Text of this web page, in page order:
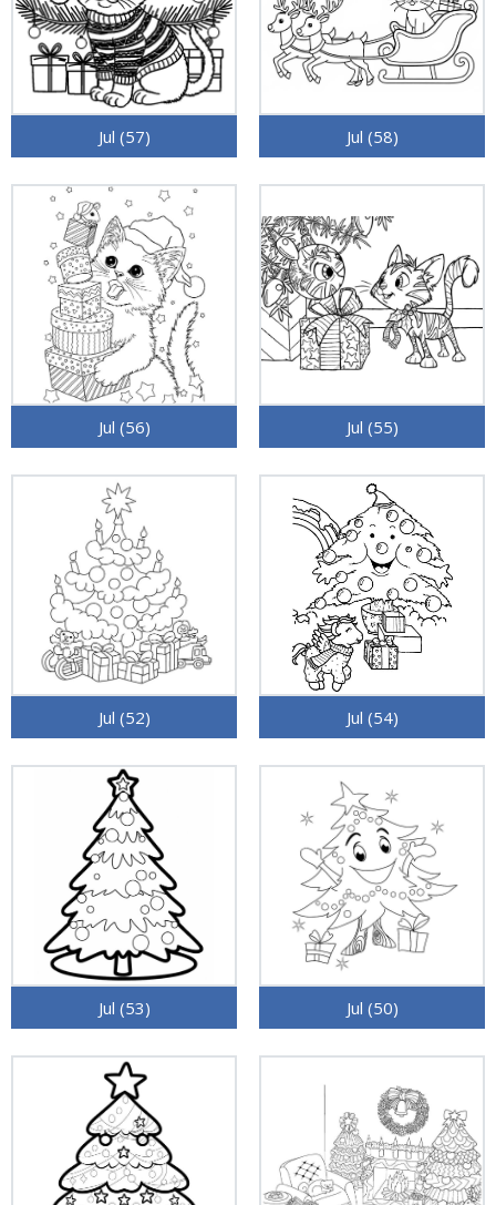
Jul (57) Jul (58)
Jul (56) Jul (55)
Jul (52) Jul (54)
Jul (53) Jul (50)